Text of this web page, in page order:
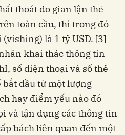
thoát do gian lận thẻ
toàn cầu, thì trong đó
là 1 tỷ USD. [3]
khai thác thông tin
số điện thoại và số thẻ
đầu từ một lượng
hay điểm yếu nào đó
và tận dụng các thông tin
bách liên quan đến một